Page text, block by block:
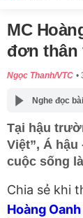
MC
đơn thân
Ngọc Thanh/VTC
Nghe đọc bài
Tại hậu
Việt”, Á hậu
cuộc sống
Chia sẻ khi
Hoàng Oanh